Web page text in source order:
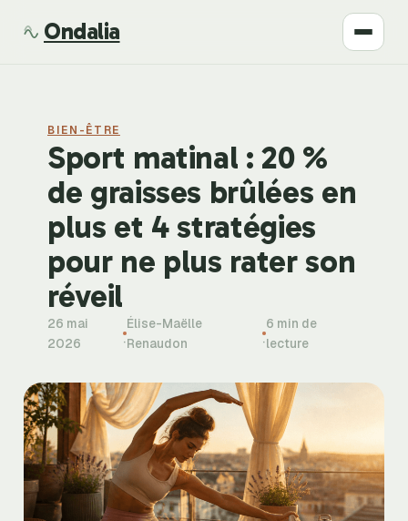
Ondalia
Beauté
Développement
Mode
Bien-être
BIEN-ÊTRE
Sport matinal : 20 %
de graisses brûlées en
plus et 4 stratégies
pour ne plus rater son
réveil
26 mai
2026
·
Élise-Maëlle
Renaudon
·
6 min de
lecture